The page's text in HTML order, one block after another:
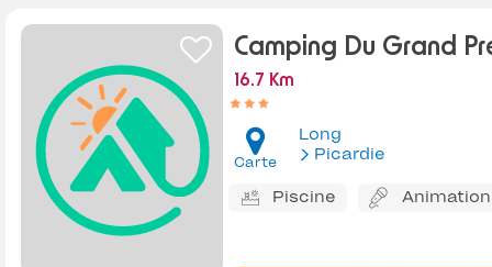
Camping Du Grand
16.7 Km
Carte
Long
Picardie
Piscine